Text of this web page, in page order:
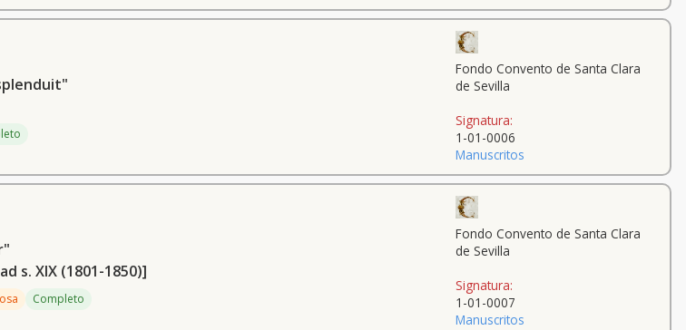
Fondo Convento de Santa Clara
de Sevilla
Signatura:
1-01-0006
Manuscritos
s. XIX (1801-1850)]
Completo
Fondo Convento de Santa Clara
de Sevilla
Signatura:
1-01-0007
Manuscritos